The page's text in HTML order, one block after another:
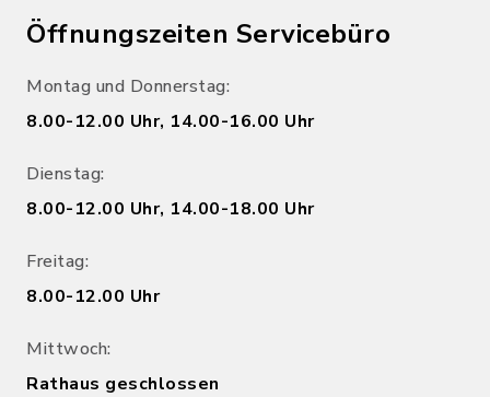
Öffnungszeiten Servicebüro
Montag und Donnerstag:
8.00-12.00 Uhr, 14.00-16.00 Uhr
Dienstag:
8.00-12.00 Uhr, 14.00-18.00 Uhr
Freitag:
8.00-12.00 Uhr
Mittwoch:
Rathaus geschlossen